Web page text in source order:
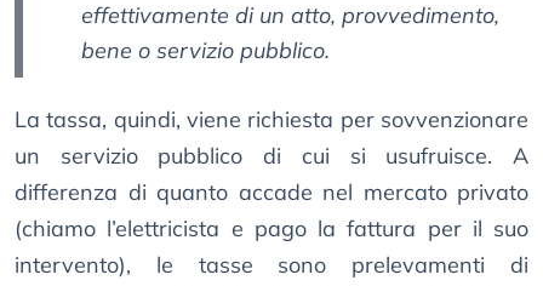
effettivamente di un atto, provvedimento,
bene o servizio pubblico.
La tassa, quindi, viene richiesta per sovvenzionare
un servizio pubblico di cui si usufruisce. A
differenza di quanto accade nel mercato privato
(chiamo l’elettricista e pago la fattura per il suo
intervento), le tasse sono prelevamenti di